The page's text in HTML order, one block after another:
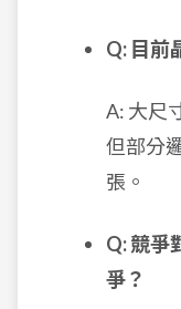
Q: 目前
A: 大尺
但部分
張。
Q: 競爭
爭？